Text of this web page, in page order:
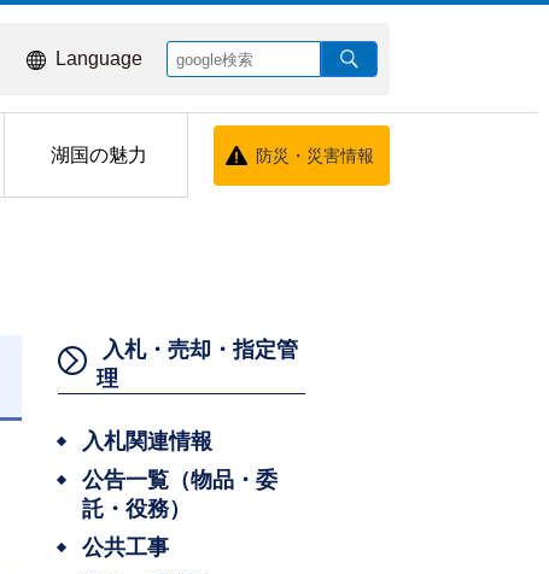
Language
湖国の魅力 防災・災害情報
入札・売却・指定管
理
入札関連情報
公告一覧（物品・委
託・役務）
公共工事